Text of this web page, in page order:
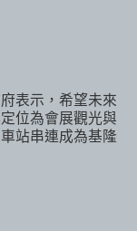
表示，希望未來
位為會展觀光與
站串連成為基隆